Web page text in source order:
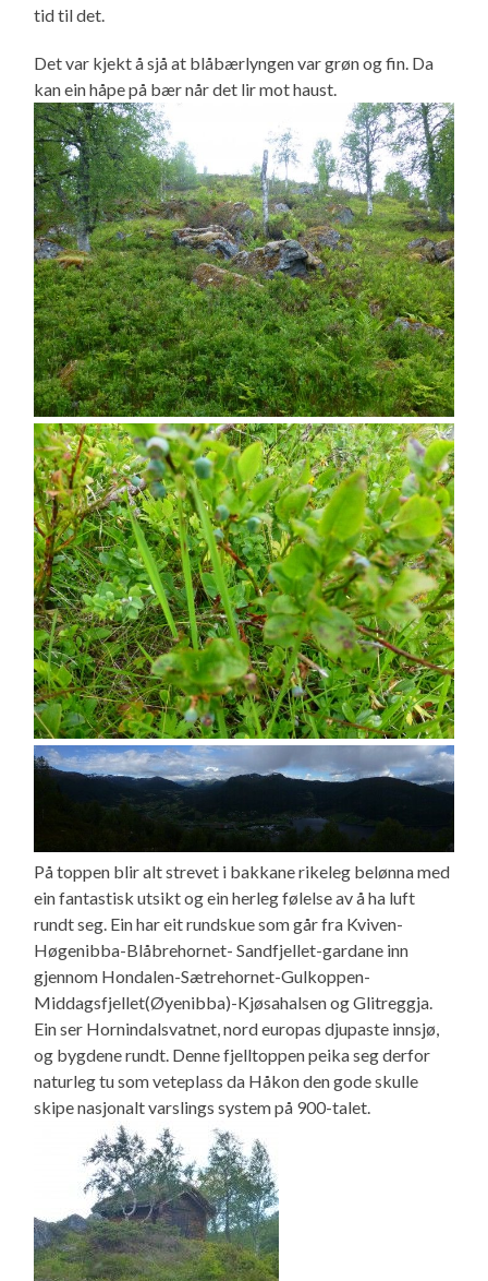
tid til det.
Det var kjekt å sjå at blåbærlyngen var grøn og fin. Da
kan ein håpe på bær når det lir mot haust.
På toppen blir alt strevet i bakkane rikeleg belønna med
ein fantastisk utsikt og ein herleg følelse av å ha luft
rundt seg. Ein har eit rundskue som går fra Kviven-
Høgenibba-Blåbrehornet- Sandfjellet-gardane inn
gjennom Hondalen-Sætrehornet-Gulkoppen-
Middagsfjellet(Øyenibba)-Kjøsahalsen og Glitreggja.
Ein ser Hornindalsvatnet, nord europas djupaste innsjø,
og bygdene rundt. Denne fjelltoppen peika seg derfor
naturleg tu som veteplass da Håkon den gode skulle
skipe nasjonalt varslings system på 900-talet.